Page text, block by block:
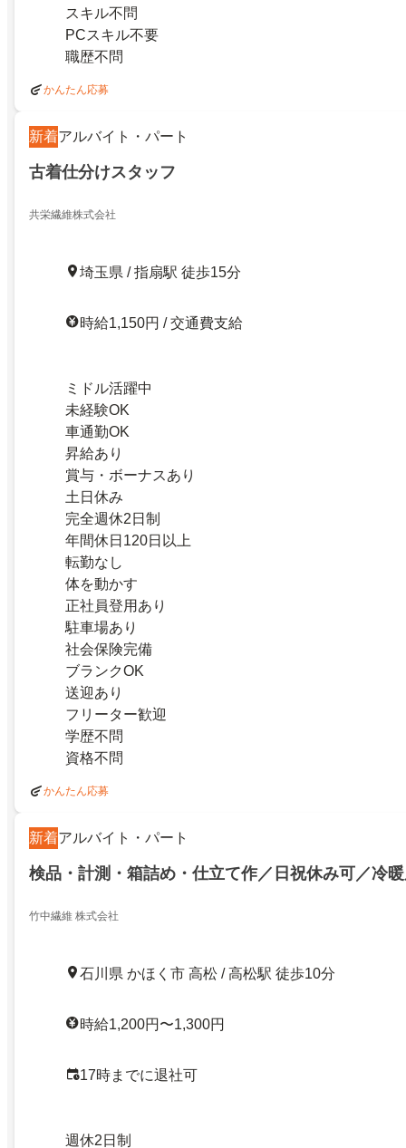
スキル不問
PCスキル不要
職歴不問
かんたん応募
新着アルバイト・パート
古着仕分けスタッフ
共栄繊維株式会社
埼玉県 / 指扇駅 徒歩15分
時給1,150円 / 交通費支給
ミドル活躍中
未経験OK
車通勤OK
昇給あり
賞与・ボーナスあり
土日休み
完全週休2日制
年間休日120日以上
転勤なし
体を動かす
正社員登用あり
駐車場あり
社会保険完備
ブランクOK
送迎あり
フリーター歓迎
学歴不問
資格不問
かんたん応募
新着アルバイト・パート
検品・計測・箱詰め・仕立て作／日祝休み可／冷
竹中繊維 株式会社
石川県 かほく市 高松 / 高松駅 徒歩10分
時給1,200円〜1,300円
17時までに退社可
週休2日制